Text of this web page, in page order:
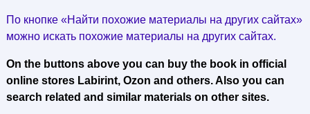
По кнопке «Найти похожие материалы на других сайтах»
можно искать похожие материалы на других сайтах.
On the buttons above you can buy the book in official
online stores Labirint, Ozon and others. Also you can
search related and similar materials on other sites.